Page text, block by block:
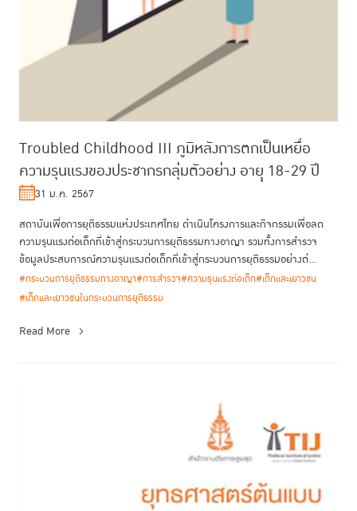
Troubled Childhood III ภูมิหลังการตกเป็นเหยื่อ
ความรุนแรงของประชากรกลุ่มตัวอย่าง อายุุ 18-29 ปี
31 ม.ค. 2567
สถาบันเพื่อการยุติธรรมแห่งประเทศไทย ดำเนินโครงการและกิจกรรมเพื่อลด
ความรุนแรงต่อเด็กที่เข้าสู่กระบวนการยุติธรรมทางอาญา รวมทั้งการสำรวจ
ข้อมูลประสบการณ์ความรุนแรงต่อเด็กที่เข้าสู่กระบวนการยุติธรรมอย่างต่...
#กระบวนการยุติธรรมทางอาญา#การสำรวจ#ความรุนแรงต่อเด็ก#เด็กและเยาวชน
#เด็กและเยาวชนในกระบวนการยุติธรรม
Read More